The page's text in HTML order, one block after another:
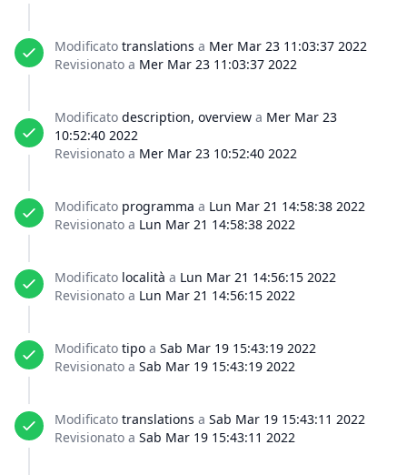
Modificato translations a Mer Mar 23 11:03:37 2022
Revisionato a Mer Mar 23 11:03:37 2022
Modificato description, overview a Mer Mar 23
10:52:40 2022
Revisionato a Mer Mar 23 10:52:40 2022
Modificato programma a Lun Mar 21 14:58:38 2022
Revisionato a Lun Mar 21 14:58:38 2022
Modificato località a Lun Mar 21 14:56:15 2022
Revisionato a Lun Mar 21 14:56:15 2022
Modificato tipo a Sab Mar 19 15:43:19 2022
Revisionato a Sab Mar 19 15:43:19 2022
Modificato translations a Sab Mar 19 15:43:11 2022
Revisionato a Sab Mar 19 15:43:11 2022